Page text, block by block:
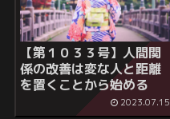
【第１０３３号】人間関
係の改善は変な人と距離
を置くことから始める
2023.07.15